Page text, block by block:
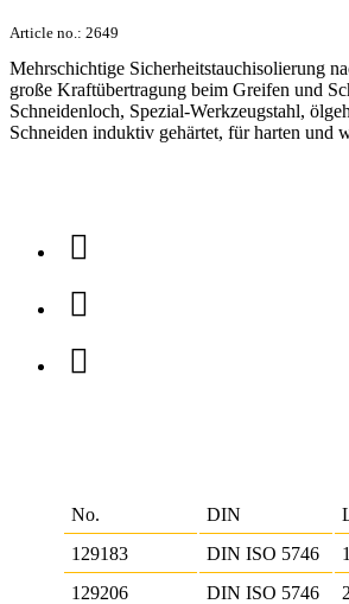
Article no.: 2649
Mehrschichtige Sicherheitstauchisolierung
große Kraftübertragung beim Greifen und
Schneidenloch, Spezial-Werkzeugstahl,
Schneiden induktiv gehärtet, für harten und
No. DIN
129183
DIN ISO 5746
129206
DIN ISO 5746